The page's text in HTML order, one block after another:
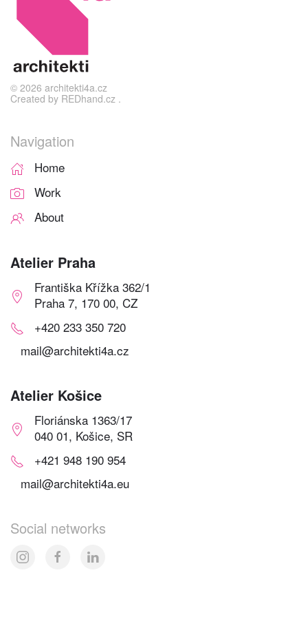
© 2026 architekti4a.cz
Created by REDhand.cz .
Navigation
Home
Work
About
Atelier Praha
Františka Křížka 362/1
Praha 7, 170 00, CZ
+420 233 350 720
mail@architekti4a.cz
Atelier Košice
Floriánska 1363/17
040 01, Košice, SR
+421 948 190 954
mail@architekti4a.eu
Social networks